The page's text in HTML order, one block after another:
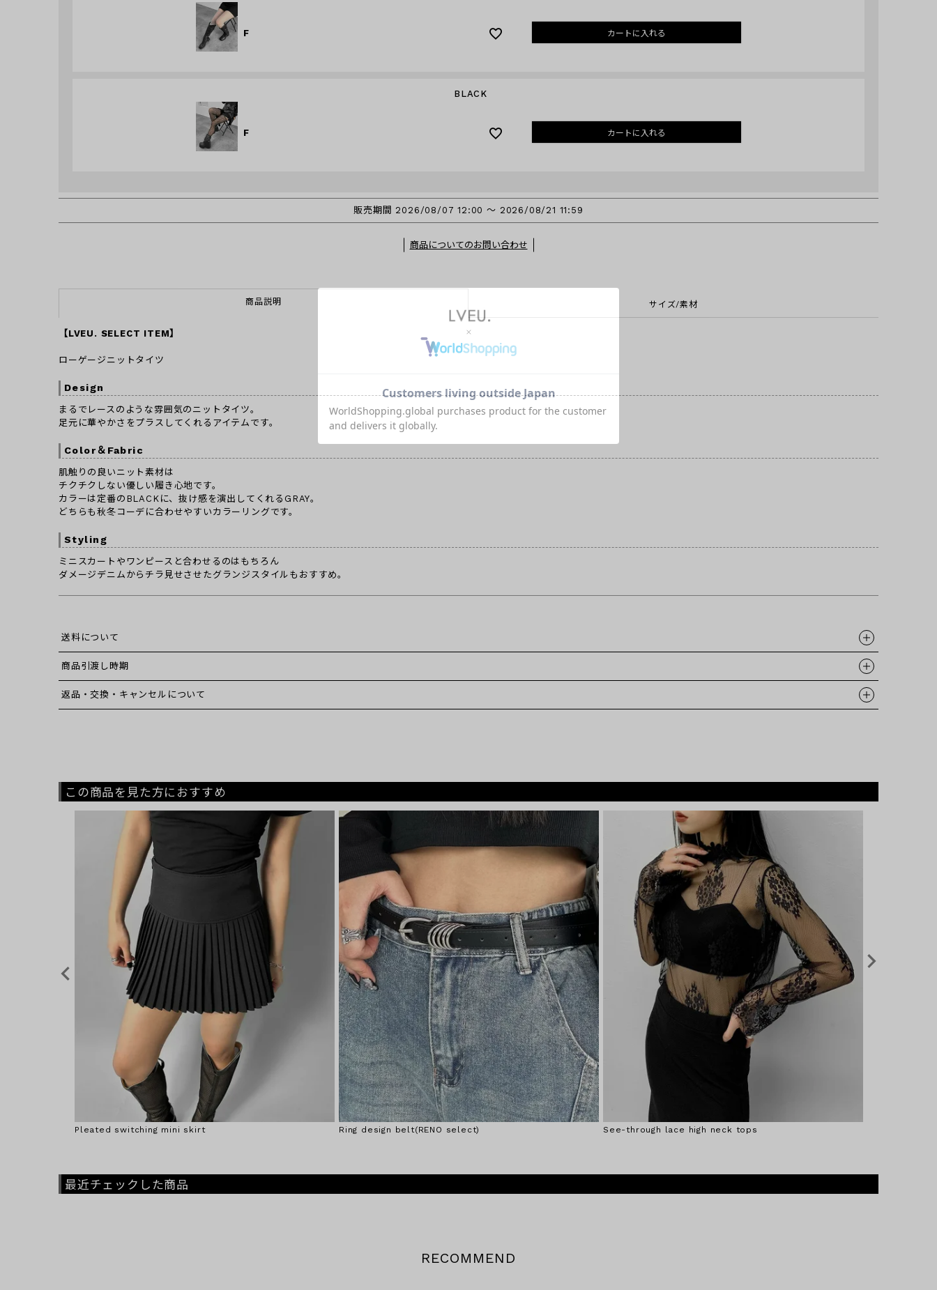
F カートに入れる
BLACK
F カートに入れる
販売期間 2026/08/07 12:00〜 2026/08/21 11:59
商品についてのお問い合わせ
商品説明 サイズ/素材
【LVEU. SELECT ITEM】
ローゲージニットタイツ
Design
まるでレースのような雰囲気のニットタイツ。
足元に華やかさをプラスしてくれるアイテムです。
Color＆Fabric
肌触りの良いニット素材は
チクチクしない優しい履き心地です。
カラーは定番のBLACKに、抜け感を演出してくれるGRAY。
どちらも秋冬コーデに合わせやすいカラーリングです。
Styling
ミニスカートやワンピースと合わせるのはもちろん
ダメージデニムからチラ見せさせたグランジスタイルもおすすめ。
送料について
商品引渡し時期
返品・交換・キャンセルについて
この商品を見た方におすすめ
Pleated switching mini skirt Ring design belt(RENO select) See-through lace high neck tops
最近チェックした商品
RECOMMEND